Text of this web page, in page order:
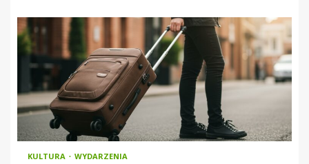
KULTURA WYDARZENIA